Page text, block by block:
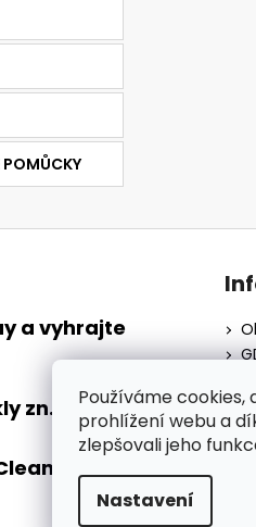
Používáme
prohlížení webu a
zlepšovali jeho
Nastavení
POMŮCKY
a vyhrajte
zn. CleanAIR
-